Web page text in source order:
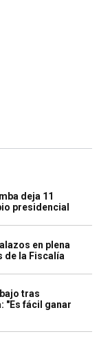
deja 11
presidencial
en plena
de la Fiscalía
tras
"Es fácil ganar